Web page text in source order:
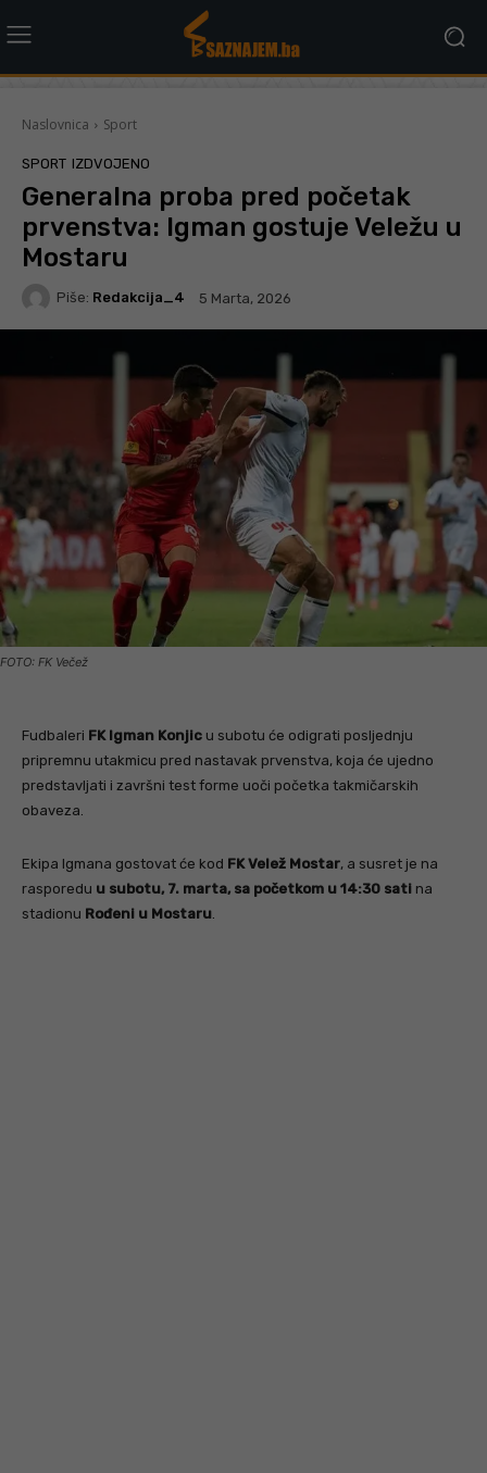
Naslovnica Sport
SPORT IZDVOJENO
Generalna proba pred početak
prvenstva: Igman gostuje Veležu u
Mostaru
Piše: Redakcija_4 5 Marta, 2026
FOTO: FK Večež
Fudbaleri FK Igman Konjic u subotu će odigrati posljednju
pripremnu utakmicu pred nastavak prvenstva, koja će ujedno
predstavljati i završni test forme uoči početka takmičarskih
obaveza.
Ekipa Igmana gostovat će kod FK Velež Mostar, a susret je na
rasporedu u subotu, 7. marta, sa početkom u 14:30 sati na
stadionu Rođeni u Mostaru.